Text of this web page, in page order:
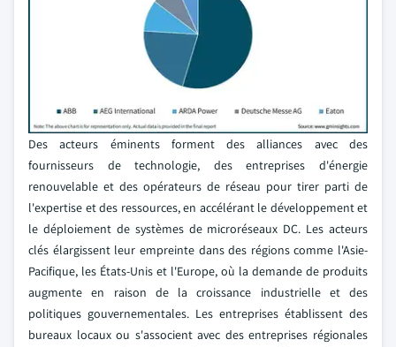
Des acteurs éminents forment des alliances avec des
fournisseurs de technologie, des entreprises d'énergie
renouvelable et des opérateurs de réseau pour tirer parti de
l'expertise et des ressources, en accélérant le développement et
le déploiement de systèmes de microréseaux DC. Les acteurs
clés élargissent leur empreinte dans des régions comme l'Asie-
Pacifique, les États-Unis et l'Europe, où la demande de produits
augmente en raison de la croissance industrielle et des
politiques gouvernementales. Les entreprises établissent des
bureaux locaux ou s'associent avec des entreprises régionales